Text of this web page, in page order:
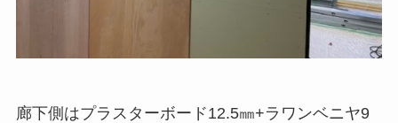
廊下側はプラスターボード12.5㎜+ラワンベニヤ9